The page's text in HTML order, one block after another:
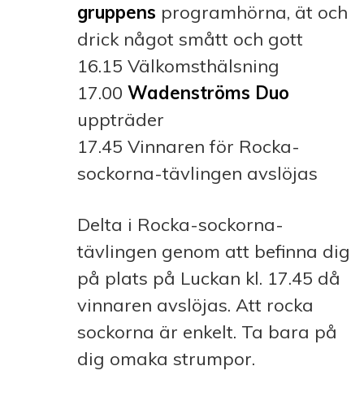
gruppens programhörna, ät och
drick något smått och gott
16.15 Välkomsthälsning
17.00 Wadenströms Duo
uppträder
17.45 Vinnaren för Rocka-
sockorna-tävlingen avslöjas
Delta i Rocka-sockorna-
tävlingen genom att befinna dig
på plats på Luckan kl. 17.45 då
vinnaren avslöjas. Att rocka
sockorna är enkelt. Ta bara på
dig omaka strumpor.